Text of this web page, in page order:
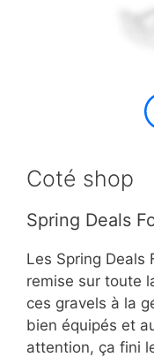
Coté shop
Spring Deals
Les Spring Deals
remise sur toute
ces gravels à la
bien équipés et
attention, ça fini